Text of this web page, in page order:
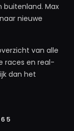
buitenland. Max
nieuwe
van alle
races en real-
dan het